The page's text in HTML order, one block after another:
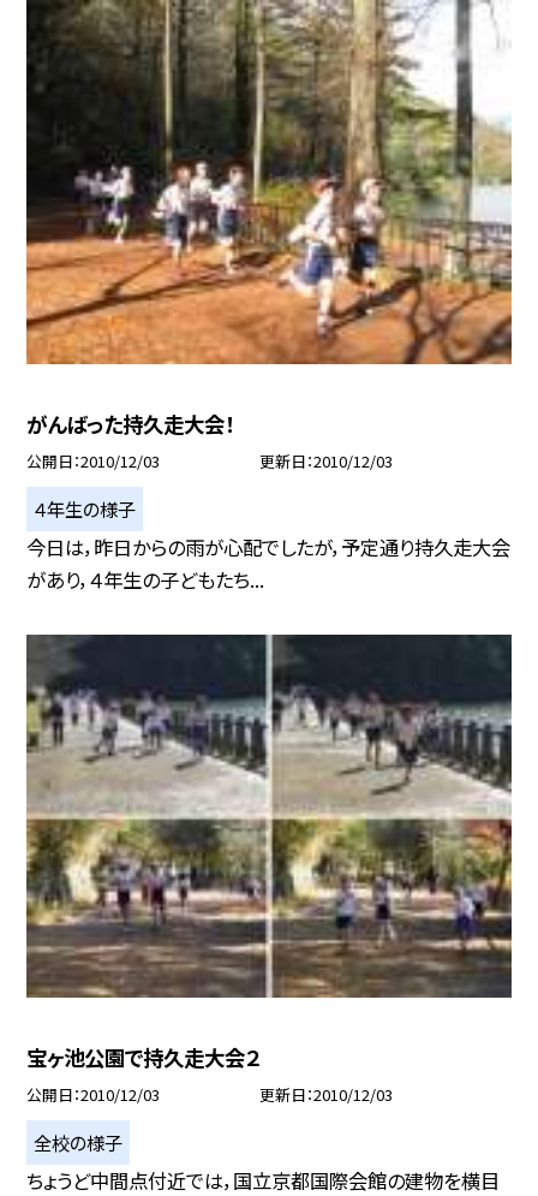
がんばった持久走大会！
公開日 2010/12/03 更新日 2010/12/03
４年生の様子
今日は，昨日からの雨が心配でしたが，予定通り持久走大会
があり，４年生の子どもたち...
宝ヶ池公園で持久走大会２
公開日 2010/12/03 更新日 2010/12/03
全校の様子
ちょうど中間点付近では，国立京都国際会館の建物を横目